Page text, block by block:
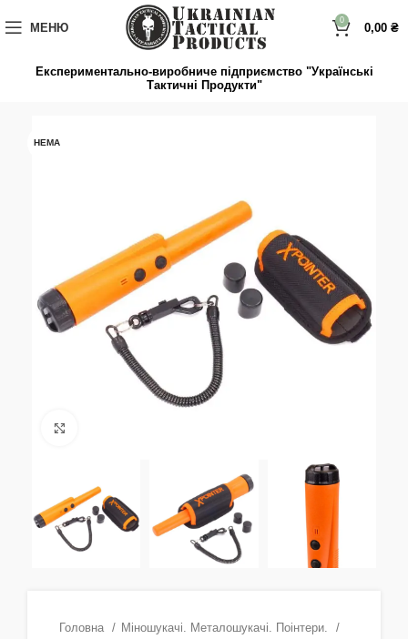
вмістуМЕНЮ
0
0,00 ₴
Експериментально-виробниче підприємство "Українські
Тактичні Продукти"
НЕМА
Головна
Міношукачі. Металошукачі. Поінтери.